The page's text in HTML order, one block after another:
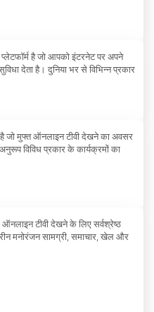
है जो आपको इंटरनेट पर अपने
देता है। दुनिया भर से विभिन्न प्रकार
है जो मुफ्त ऑनलाइन टीवी देखने का अवसर
विविध प्रकार के कार्यक्रमों का
टीवी देखने के लिए सर्वश्रेष्ठ
मनोरंजन सामग्री, समाचार, खेल और